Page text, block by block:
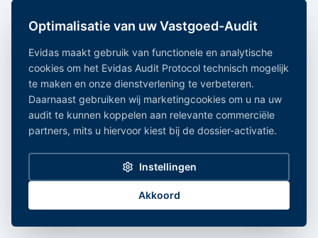
Optimalisatie van uw Vastgoed-Audit
Evidas maakt gebruik van functionele en analytische
cookies om het Evidas Audit Protocol technisch mogelijk
te maken en onze dienstverlening te verbeteren.
Daarnaast gebruiken wij marketingcookies om u na uw
audit te kunnen koppelen aan relevante commerciële
partners, mits u hiervoor kiest bij de dossier-activatie.
Instellingen
Akkoord